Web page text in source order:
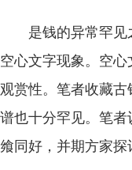
是钱的异常罕见之
空心文字现象。空
观赏性。笔者收藏
谱也十分罕见。笔
飨同好，并期方家探